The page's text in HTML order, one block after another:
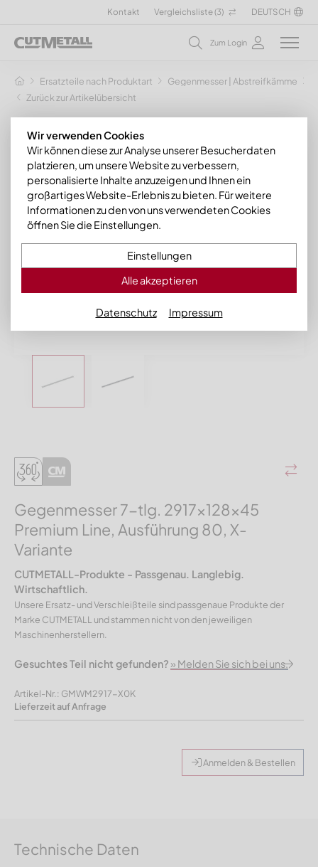
Kontakt Vergleichsliste (3) DEUTSCH
Zum Login
Ersatzteile nach Produktart Gegenmesser | Abstreifkämme
Zurück zur Artikelübersicht
Gegenmesser 7-tlg. 2917x128x45
Premium Line, Ausführung 80, X-
Variante
CUTMETALL-Produkte - Passgenau. Langlebig.
Wirtschaftlich.
Unsere Ersatz- und Verschleißteile sind passgenaue Produkte der
Marke CUTMETALL und stammen nicht von den jeweiligen
Maschinenherstellern.
Gesuchtes Teil nicht gefunden? » Melden Sie sich bei uns.
Artikel-Nr.: GMWM2917-X0K
Lieferzeit auf Anfrage
Anmelden & Bestellen
Technische Daten
Wir verwenden Cookies
Wir können diese zur Analyse unserer Besucherdaten
platzieren, um unsere Website zu verbessern,
personalisierte Inhalte anzuzeigen und Ihnen ein
großartiges Website-Erlebnis zu bieten. Für weitere
Informationen zu den von uns verwendeten Cookies
öffnen Sie die Einstellungen.
Einstellungen
Alle akzeptieren
Datenschutz Impressum